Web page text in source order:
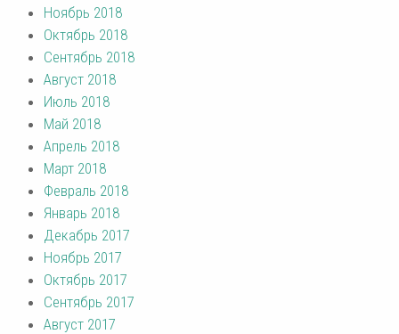
Ноябрь 2018
Октябрь 2018
Сентябрь 2018
Август 2018
Июль 2018
Май 2018
Апрель 2018
Март 2018
Февраль 2018
Январь 2018
Декабрь 2017
Ноябрь 2017
Октябрь 2017
Сентябрь 2017
Август 2017